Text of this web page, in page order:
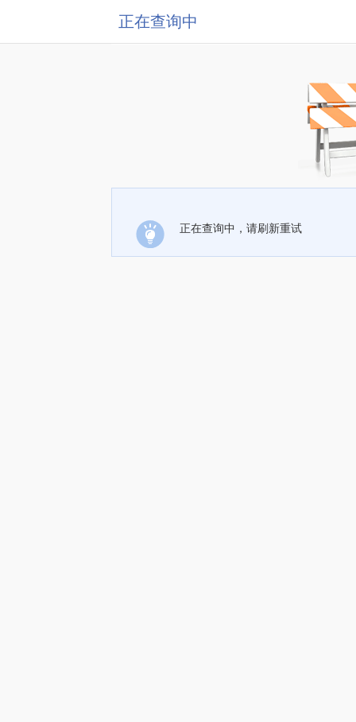
正在查询中
正在查询中，请刷新重试